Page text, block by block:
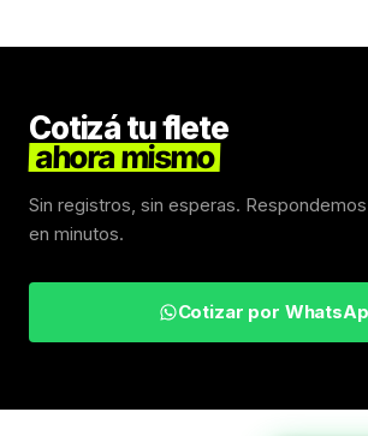
Cotizá tu flete
ahora mismo
Sin registros, sin esperas.
en minutos.
Cotizar por